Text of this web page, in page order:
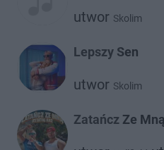
utwor Skolim
Lepszy Sen
utwor Skolim
Zatańcz Ze